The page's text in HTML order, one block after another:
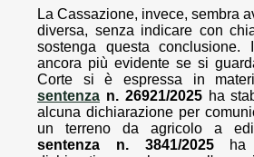
La Cassazione, invece, sembra
diversa, senza indicare con
sostenga questa conclusione.
ancora più evidente se si
Corte si è espressa in
sentenza n. 26921/2025ha
alcuna dichiarazione per
un terreno da agricolo a
sentenza n. 3841/2025ha